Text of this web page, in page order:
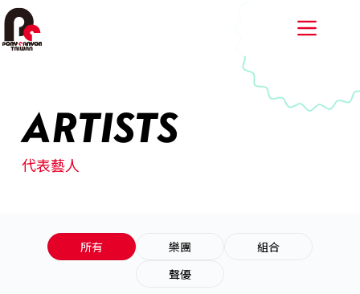
跳
至
主
ARTISTS
代表藝人
所有 樂團
組合
聲優